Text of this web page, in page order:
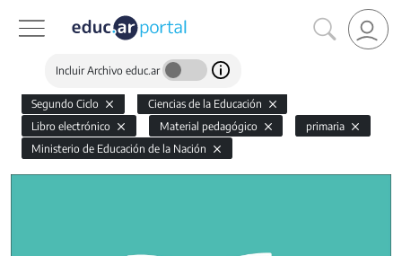
Incluir Archivo educ.ar
Segundo Ciclo
Ciencias de la Educación
Libro electrónico
Material pedagógico
primaria
Ministerio de Educación de la Nación